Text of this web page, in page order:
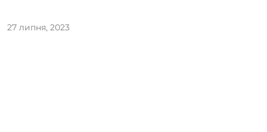
27 липня, 2023